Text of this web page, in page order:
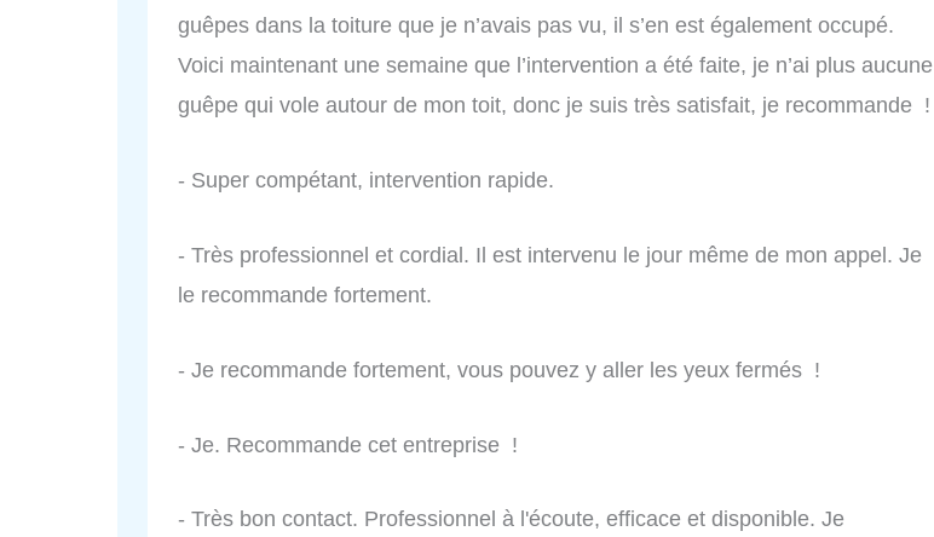
guêpes dans la toiture que je n’avais pas vu, il s’en est également occupé.
Voici maintenant une semaine que l’intervention a été faite, je n’ai plus aucune
guêpe qui vole autour de mon toit, donc je suis très satisfait, je recommande !
- Super compétant, intervention rapide.
- Très professionnel et cordial. Il est intervenu le jour même de mon appel. Je
le recommande fortement.
- Je recommande fortement, vous pouvez y aller les yeux fermés !
- Je. Recommande cet entreprise !
- Très bon contact. Professionnel à l'écoute, efficace et disponible. Je